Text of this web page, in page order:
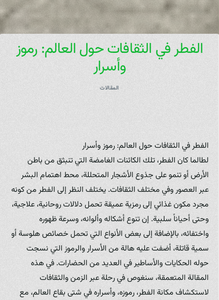
الفطر في الثقافات حول العالم: رموز
وأسرار
المقالات
الفطر في الثقافات حول العالم: رموز وأسرار
لطالما كان الفطر، تلك الكائنات الغامضة التي تنبثق من باطن
الأرض أو تنمو على جذوع الأشجار المتحللة، محط اهتمام البشر
عبر العصور وفي مختلف الثقافات. يختلف النظر إلى الفطر من كونه
مجرد مكون غذائي إلى رمزية عميقة تحمل دلالات روحانية، علاجية،
وحتى أحياناً سلبية. إن تنوع أشكاله وألوانه، وسرعة ظهوره
واختفائه، بالإضافة إلى بعض الأنواع التي تحمل خصائص هلوسة أو
سمية قاتلة، أضفت عليه هالة من الأسرار والرموز التي نسجت
حوله الحكايات والأساطير في العديد من الحضارات. في هذه
المقالة المتعمقة، سنغوص في رحلة عبر الزمن والثقافات
لاستكشاف مكانة الفطر، رموزه، وأسراره في شتى بقاع العالم، مع